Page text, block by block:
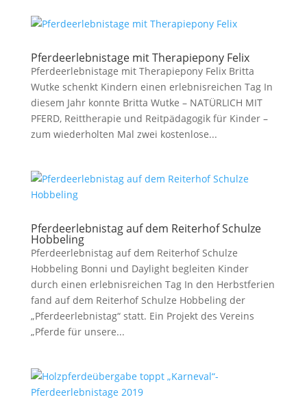
Pferdeerlebnistage mit Therapiepony Felix
Pferdeerlebnistage mit Therapiepony Felix Britta
Wutke schenkt Kindern einen erlebnisreichen Tag In
diesem Jahr konnte Britta Wutke – NATÜRLICH MIT
PFERD, Reittherapie und Reitpädagogik für Kinder –
zum wiederholten Mal zwei kostenlose...
Pferdeerlebnistag auf dem Reiterhof Schulze
Hobbeling
Pferdeerlebnistag auf dem Reiterhof Schulze
Hobbeling Bonni und Daylight begleiten Kinder
durch einen erlebnisreichen Tag In den Herbstferien
fand auf dem Reiterhof Schulze Hobbeling der
„Pferdeerlebnistag“ statt. Ein Projekt des Vereins
„Pferde für unsere...